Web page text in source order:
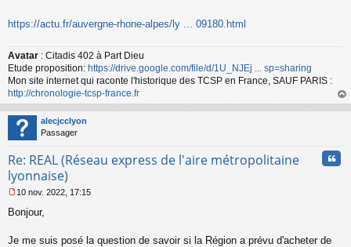
https://actu.fr/auvergne-rhone-alpes/ly ... 09180.html
Avatar : Citadis 402 à Part Dieu
Etude proposition: https://drive.google.com/file/d/1U_NJEj ... sp=sharing
Mon site internet qui raconte l'historique des TCSP en France, SAUF PARIS :
http://chronologie-tcsp-france.fr
au
alecjcclyon
Passager
Re: REAL (Réseau express de l'aire métropolitaine
lyonnaise)
e
10 nov. 2022, 17:15
Bonjour,
Je me suis posé la question de savoir si la Région a prévu d'acheter de